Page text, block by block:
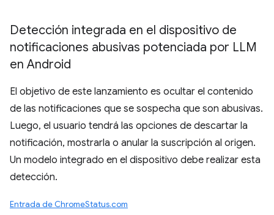
Detección integrada en el dispositivo de
notificaciones abusivas potenciada por LLM
en Android
El objetivo de este lanzamiento es ocultar el contenido
de las notificaciones que se sospecha que son abusivas.
Luego, el usuario tendrá las opciones de descartar la
notificación, mostrarla o anular la suscripción al origen.
Un modelo integrado en el dispositivo debe realizar esta
detección.
Entrada de ChromeStatus.com